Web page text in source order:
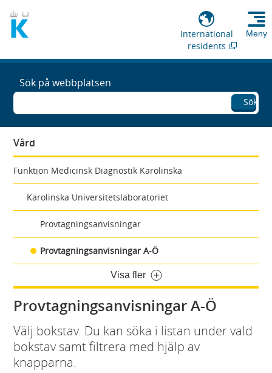
International
residents
Meny
Sök på webbplatsen
Sök
Vård
Funktion Medicinsk Diagnostik Karolinska
Karolinska Universitetslaboratoriet
Provtagningsanvisningar
Provtagningsanvisningar A-Ö
Visa fler
Provtagningsanvisningar A-Ö
Välj bokstav. Du kan söka i listan under vald
bokstav samt filtrera med hjälp av
knapparna.